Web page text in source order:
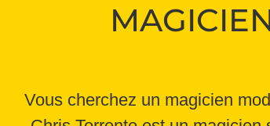
Vous cherchez un magicien